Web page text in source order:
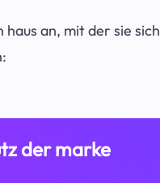
an, mit der sie sich
der marke